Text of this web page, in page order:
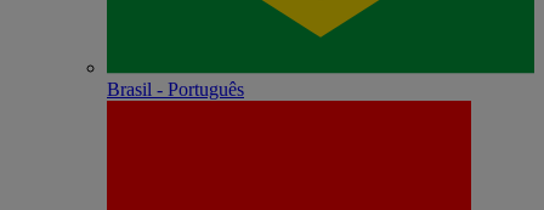
Brasil - Português